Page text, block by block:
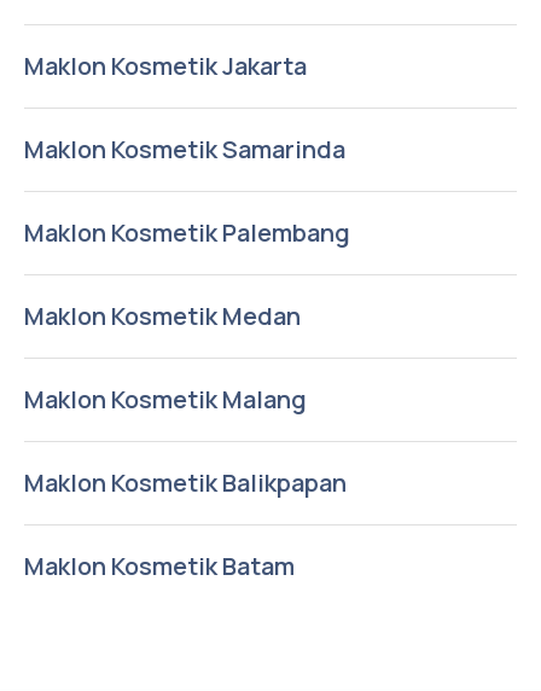
Maklon Kosmetik Jakarta
Maklon Kosmetik Samarinda
Maklon Kosmetik Palembang
Maklon Kosmetik Medan
Maklon Kosmetik Malang
Maklon Kosmetik Balikpapan
Maklon Kosmetik Batam